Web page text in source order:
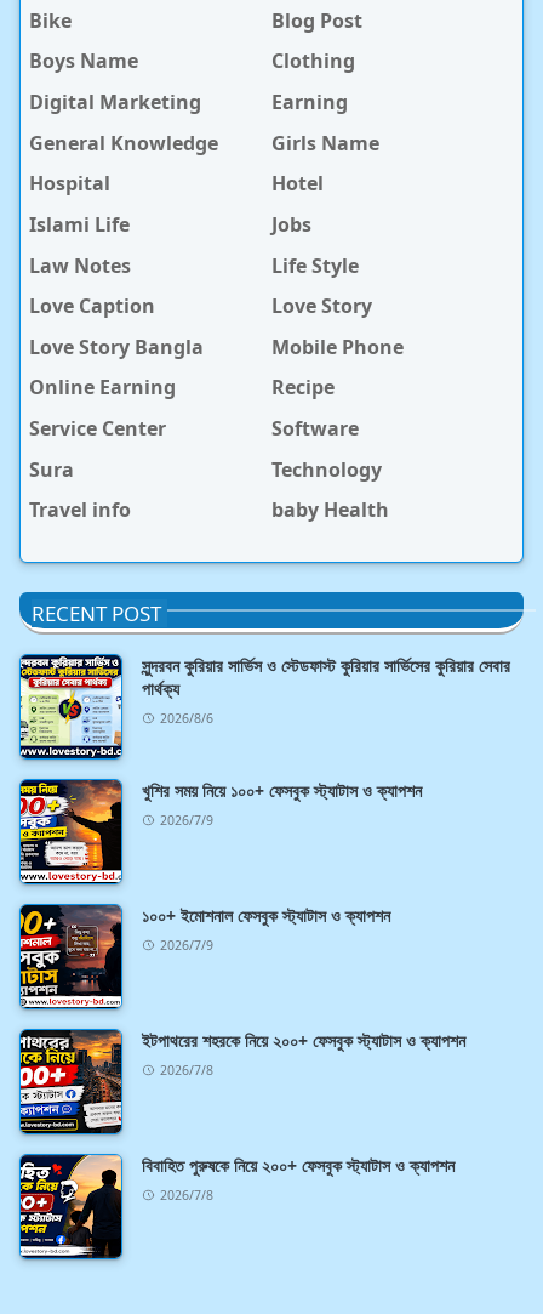
Bike
Blog Post
Boys Name
Clothing
Digital Marketing
Earning
General Knowledge
Girls Name
Hospital
Hotel
Islami Life
Jobs
Law Notes
Life Style
Love Caption
Love Story
Love Story Bangla
Mobile Phone
Online Earning
Recipe
Service Center
Software
Sura
Technology
Travel info
baby Health
RECENT POST
সুন্দরবন কুরিয়ার সার্ভিস ও স্টেডফাস্ট কুরিয়ার সার্ভিসের কুরিয়ার সেবার
পার্থক্য
2026/8/6
খুশির সময় নিয়ে ১০০+ ফেসবুক স্ট্যাটাস ও ক্যাপশন
2026/7/9
১০০+ ইমোশনাল ফেসবুক স্ট্যাটাস ও ক্যাপশন
2026/7/9
ইটপাথরের শহরকে নিয়ে ২০০+ ফেসবুক স্ট্যাটাস ও ক্যাপশন
2026/7/8
বিবাহিত পুরুষকে নিয়ে ২০০+ ফেসবুক স্ট্যাটাস ও ক্যাপশন
2026/7/8